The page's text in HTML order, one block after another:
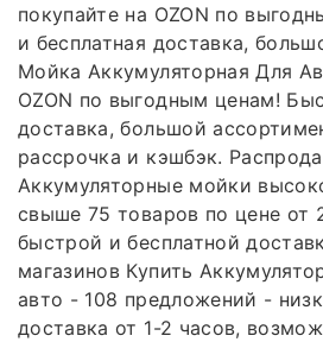
покупайте на OZON по
и бесплатная доставка,
Мойка Аккумуляторная Для
OZON по выгодным ценам!
доставка, большой
рассрочка и кэшбэк.
Аккумуляторные мойки
свыше 75 товаров по цене от
быстрой и бесплатной
магазинов Купить
авто - 108 предложений -
доставка от 1-2 часов,